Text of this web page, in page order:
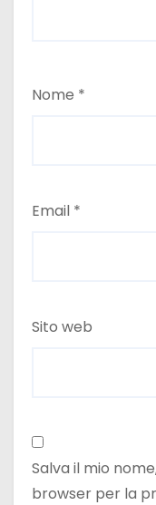
Nome *
Email *
Sito web
Salva il mio
browser per la